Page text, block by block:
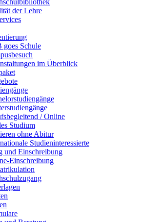
der Lehre
goes Schule
im Überblick
/ Online
Studium
ohne Abitur
Studieninteressierte
und Einschreibung
Einschreibung